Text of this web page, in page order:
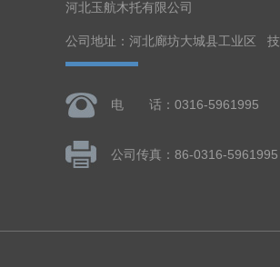
河北玉航木托有限公司
公司地址：河北廊坊大城县工业区 技
电 话：0316-5961995
公司传真：86-0316-5961995